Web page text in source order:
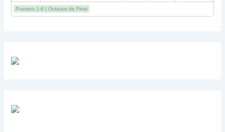
12 Belgrano 2 0 3
13 Sarmiento 3 -1 3
Puestos 1-8 | Octavos de Final